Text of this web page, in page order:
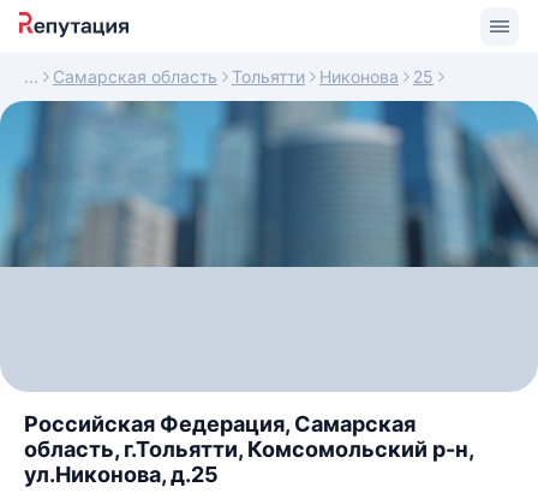
Самарская область Тольятти Никонова 25
Российская Федерация, Самарская
область, г.Тольятти, Комсомольский р-н,
ул.Никонова, д.25